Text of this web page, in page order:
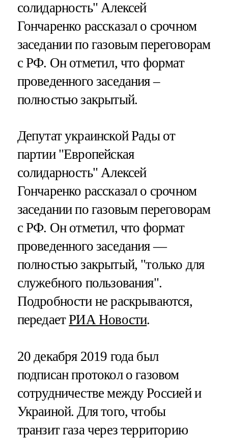
солидарность" Алексей
Гончаренко рассказал о срочном
заседании по газовым переговорам
с РФ. Он отметил, что формат
проведенного заседания –
полностью закрытый.
Депутат украинской Рады от
партии "Европейская
солидарность" Алексей
Гончаренко рассказал о срочном
заседании по газовым переговорам
с РФ. Он отметил, что формат
проведенного заседания —
полностью закрытый, "только для
служебного пользования".
Подробности не раскрываются,
передаетРИА Новости.
20 декабря 2019 года был
подписан протокол о газовом
сотрудничестве между Россией и
Украиной. Для того, чтобы
транзит газа через территорию